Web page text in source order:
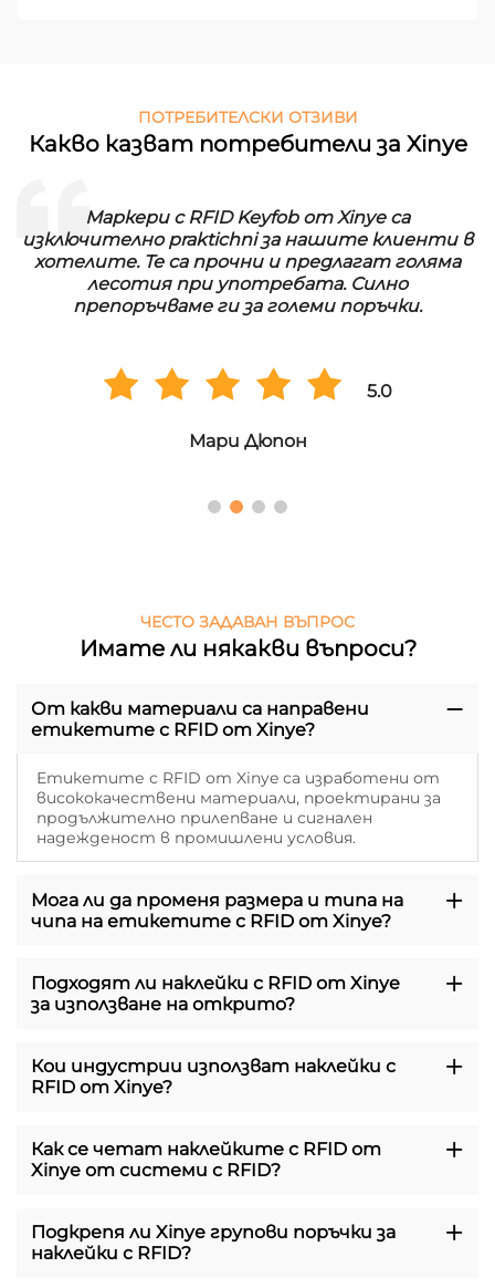
ПОТРЕБИТЕЛСКИ ОТЗИВИ
Какво казват потребители за Xinye
Маркери с RFID Keyfob от Xinye са
изключително praktichni за нашите клиенти в
хотелите. Те са прочни и предлагат голяма
лесотия при употребата. Силно
препоръчваме ги за големи поръчки.
5.0
Мари Дюпон
ЧЕСТО ЗАДАВАН ВЪПРОС
Имате ли някакви въпроси?
От какви материали са направени
етикетите с RFID от Xinye?
Етикетите с RFID от Xinye са изработени от
висококачествени материали, проектирани за
продължително прилепване и сигнален
надежденост в промишлени условия.
Мога ли да променя размера и типа на
чипа на етикетите с RFID от Xinye?
Подходят ли наклейки с RFID от Xinye
за използване на открито?
Кои индустрии използват наклейки с
RFID от Xinye?
Как се четат наклейките с RFID от
Xinye от системи с RFID?
Подкрепя ли Xinye групови поръчки за
наклейки с RFID?